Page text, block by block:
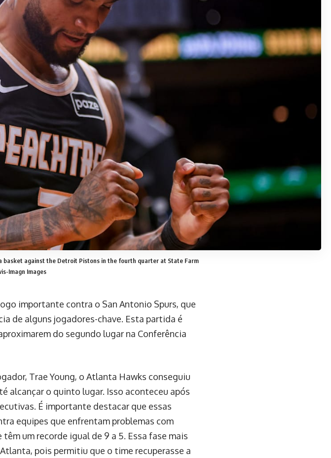
against the Detroit Pistons in the fourth quarter at State Farm
Imagn Images
importante contra o San Antonio Spurs, que
de alguns jogadores-chave. Esta partida é
do segundo lugar na Conferência
Trae Young, o Atlanta Hawks conseguiu
alcançar o quinto lugar. Isso aconteceu após
É importante destacar que essas
equipes que enfrentam problemas com
um recorde igual de 9 a 5. Essa fase mais
pois permitiu que o time recuperasse a